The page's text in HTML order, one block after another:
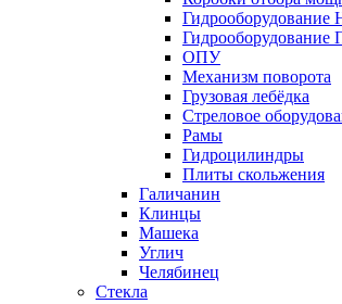
Гидрооборудование
Гидрооборудование
ОПУ
Механизм поворота
Грузовая лебёдка
Стреловое
Рамы
Гидроцилиндры
Плиты скольжения
Галичанин
Клинцы
Машека
Углич
Челябинец
Стекла